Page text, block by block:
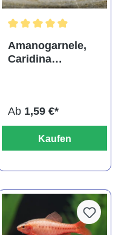
Amanogarnele,
Caridina
Ab 1,59 €*
Kaufen